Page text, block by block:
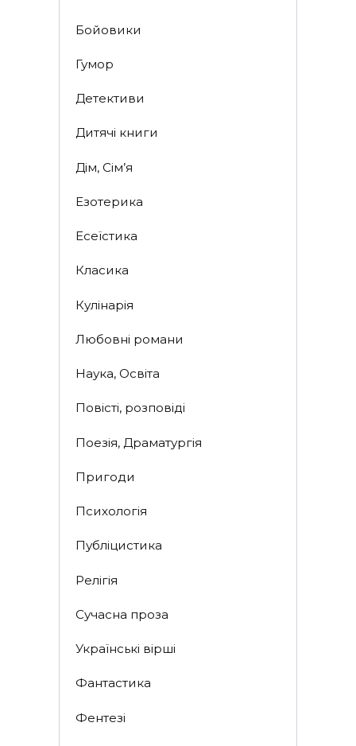
Бойовики
Гумор
Детективи
Дитячі книги
Дім, Сім’я
Езотерика
Есеїстика
Класика
Кулінарія
Любовні романи
Наука, Освіта
Повісті, розповіді
Поезія, Драматургія
Пригоди
Психологія
Публіцистика
Релігія
Сучасна проза
Українські вірші
Фантастика
Фентезі